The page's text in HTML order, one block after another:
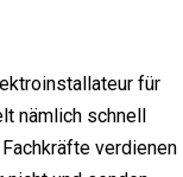
für
nämlich schnell
verdienen